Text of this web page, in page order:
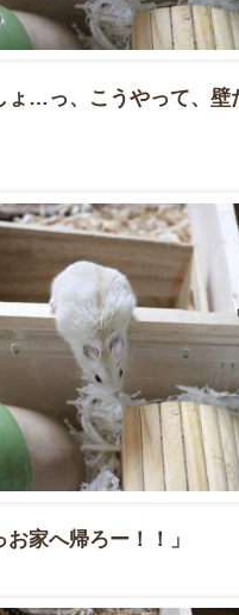
ょ…っ、こうやって、壁
家へ帰ろー！！」